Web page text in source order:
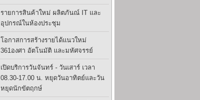
รายการสินค้าใหม่ ผลิตภันณ์ IT และ
อุปกรณ์ในห้องประชุม
โอกาสการสร้างรายได้แนวใหม่
361องศา อัตโนมัติ และมหัศจรรย์
เปิดบริการวันจันทร์ - วันเสาร์ เวลา
08.30-17.00 น. หยุดวันอาทิตย์และวัน
หยุดนักขัตฤกษ์